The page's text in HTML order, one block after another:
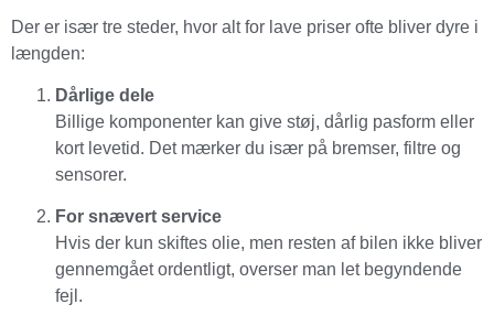
Der er især tre steder, hvor alt for lave priser ofte bliver dyre i
længden:
Dårlige dele
Billige komponenter kan give støj, dårlig pasform eller
kort levetid. Det mærker du især på bremser, filtre og
sensorer.
For snævert service
Hvis der kun skiftes olie, men resten af bilen ikke bliver
gennemgået ordentligt, overser man let begyndende
fejl.